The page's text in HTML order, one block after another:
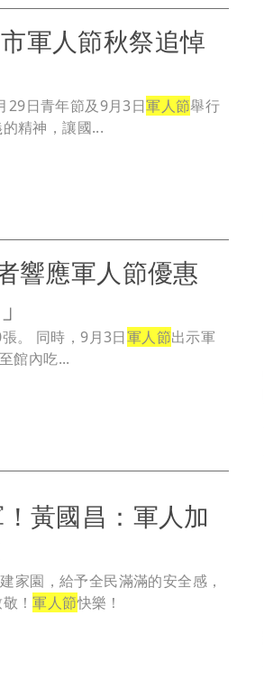
軍人節秋祭追悼
29日青年節及9月3日軍人節舉行
精神，讓國...
響應軍人節優惠
...密道導覽券」，最多可拿到10張。 同時，9月3日軍人節出示軍
館內吃...
黃國昌：軍人加
家園，給予全民滿滿的安全感，
！軍人節快樂！